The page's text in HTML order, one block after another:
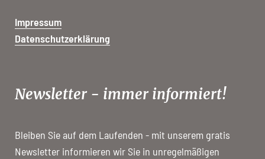
Impressum
Datenschutzerklärung
Newsletter - immer informiert!
Bleiben Sie auf dem Laufenden - mit unserem gratis
Newsletter informieren wir Sie in unregelmäßigen